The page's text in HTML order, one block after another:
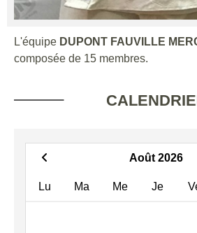
L'équipe DUPONT FAUVILLE
composée de 15 membres.
Août 2026
Lu Ma Me Je